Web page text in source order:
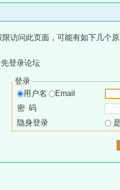
访问此页面，可能有如下几个
登录论坛
登录
用户名
Email
密 码
隐身登录